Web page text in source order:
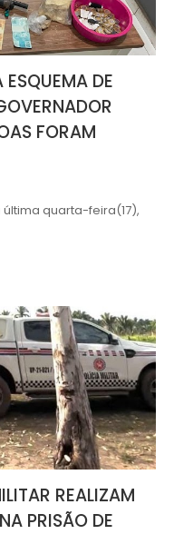
DE
FORAM
quarta-feira(17),
REALIZAM
PRISÃO DE